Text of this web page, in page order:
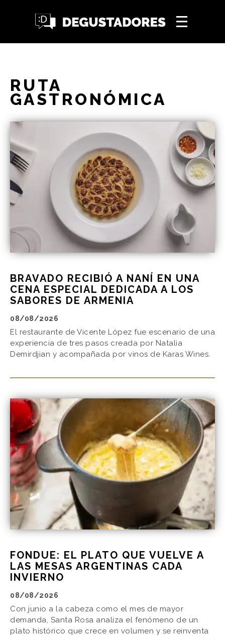
RUTA
GASTRONÓMICA
BRAVADO RECIBIÓ A NANÍ EN UNA
CENA ESPECIAL DEDICADA A LOS
SABORES DE ARMENIA
08/08/2026
El restaurante de Vicente López fue escenario de una
experiencia de tres pasos creada por Natalia
Demirdjian y acompañada por vinos de Karas Wines.
FONDUE: EL PLATO QUE VUELVE A
LAS MESAS ARGENTINAS CADA
INVIERNO
08/08/2026
Con junio a la cabeza como el mes de mayor
demanda, Santa Rosa analiza el fenómeno de un
plato histórico que crece en volumen y se reinventa